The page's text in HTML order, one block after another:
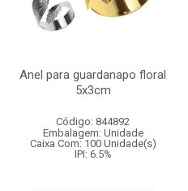
Anel para guardanapo floral
5x3cm
Código: 844892
Embalagem: Unidade
Caixa Com: 100 Unidade(s)
IPI: 6.5%